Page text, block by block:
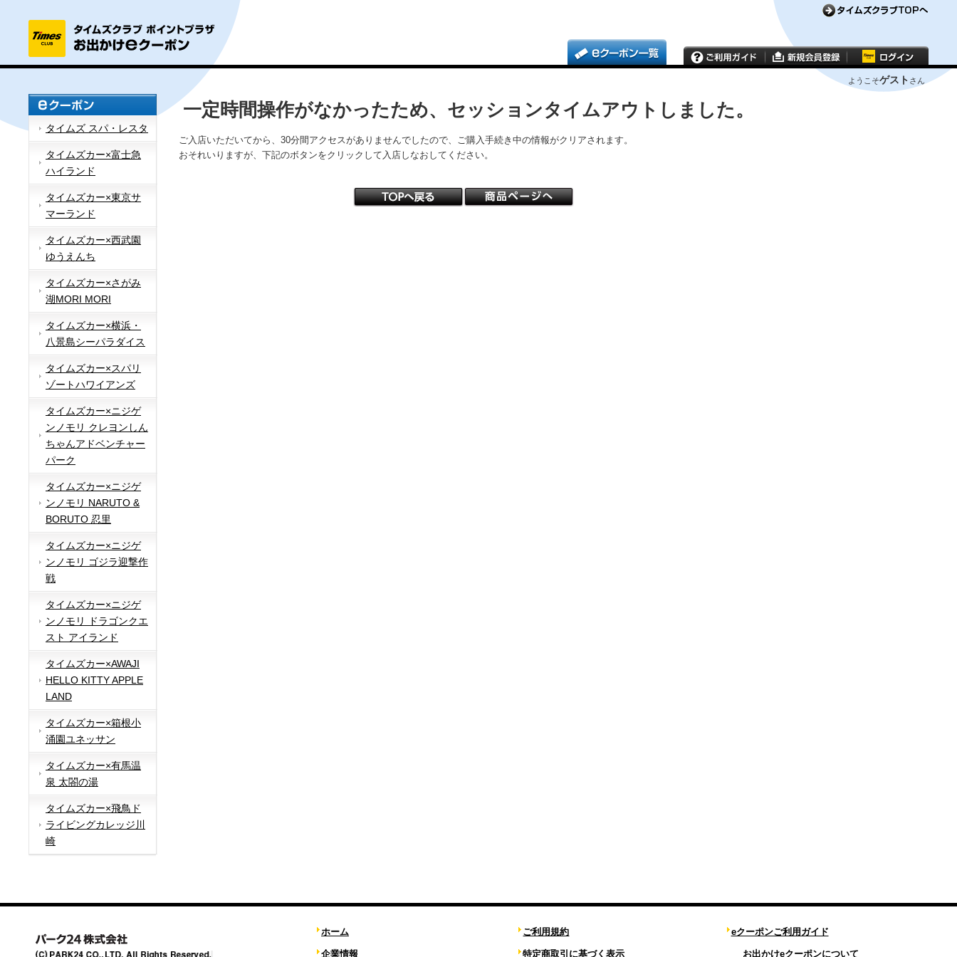
ようこそゲスト さん
タイムズ スパ・レスタ
タイムズカー×富士急
ハイランド
タイムズカー×東京サ
マーランド
タイムズカー×西武園
ゆうえんち
タイムズカー×さがみ
湖MORI MORI
タイムズカー×横浜・
八景島シーパラダイス
タイムズカー×スパリ
ゾートハワイアンズ
タイムズカー×ニジゲ
ンノモリ クレヨンしん
ちゃんアドベンチャー
パーク
タイムズカー×ニジゲ
ンノモリ NARUTO &
BORUTO 忍里
タイムズカー×ニジゲ
ンノモリ ゴジラ迎撃作
戦
タイムズカー×ニジゲ
ンノモリ ドラゴンクエ
スト アイランド
タイムズカー×AWAJI
HELLO KITTY APPLE
LAND
タイムズカー×箱根小
涌園ユネッサン
タイムズカー×有馬温
泉 太閤の湯
タイムズカー×飛鳥ド
ライビングカレッジ川
崎
一定時間操作がなかったため、セッションタイムアウトしました。
ご入店いただいてから、30分間アクセスがありませんでしたので、ご購入手続き中の情報がクリアされます。
おそれいりますが、下記のボタンをクリックして入店しなおしてください。
ホーム
企業情報
ご利用規約
特定商取引に基づく表示
eクーポンご利用ガイド
お出かけeクーポンについて